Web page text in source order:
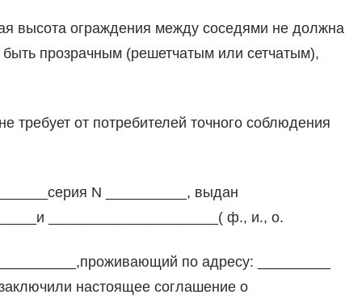
высота ограждения между соседями не должна
прозрачным (решетчатым или сетчатым),
требует от потребителей точного соблюдения
N __________, выдан
_____________________( ф., и., о.
по адресу: _________
настоящее соглашение о